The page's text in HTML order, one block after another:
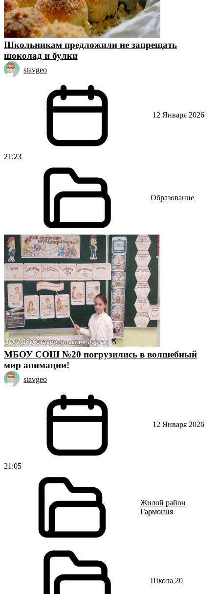
Школьникам предложили не запрещать
шоколад и булки
stavgeo
12 Января 2026
21:23
Образование
МБОУ СОШ №20 погрузились в волшебный
мир анимации!
stavgeo
12 Января 2026
21:05
Жилой район
Гармония
Школа 20